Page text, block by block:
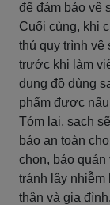
để đảm bảo vệ
Cuối cùng, khi
thủ quy trình vệ
trước khi làm
dụng đồ dùng
phẩm được
Tóm lại, sạch
bảo an toàn
chọn, bảo
tránh lây nhiễm
thân và gia đình.